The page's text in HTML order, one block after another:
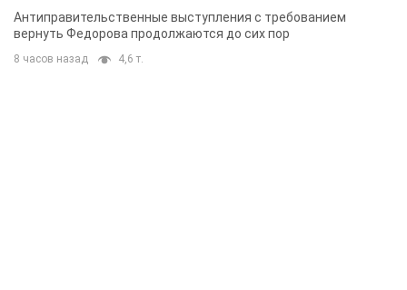
Антиправительственные выступления с требованием
вернуть Федорова продолжаются до сих пор
8 часов назад 4,6 т.